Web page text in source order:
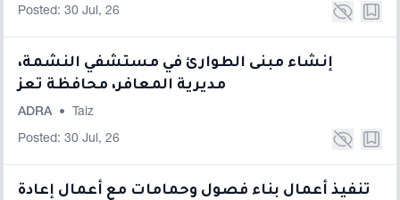
Posted: 30 Jul, 26
إنشاء مبنى الطوارئ في مستشفي النشمة،
مديرية المعافر، محافظة تعز
ADRA • Taiz
Posted: 30 Jul, 26
تنفيذ أعمال بناء فصول وحمامات مع أعمال إعادة